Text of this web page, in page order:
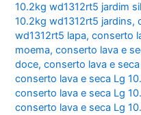
10.2kg wd1312rt5 jardim
10.2kg wd1312rt5 jardins,
wd1312rt5 lapa,conserto
moema,conserto lava e
doce,conserto lava e
conserto lava e seca Lg
conserto lava e seca Lg
conserto lava e seca Lg